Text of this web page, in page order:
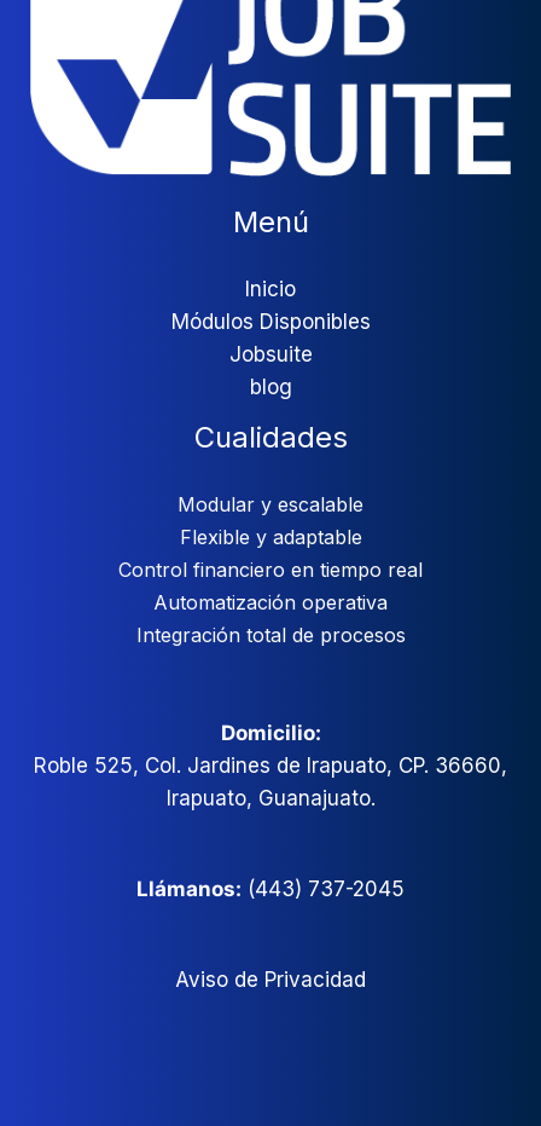
Menú
Inicio
Módulos Disponibles
Jobsuite
blog
Cualidades
Modular y escalable
Flexible y adaptable
Control financiero en tiempo real
Automatización operativa
Integración total de procesos
Domicilio:
Roble 525, Col. Jardines de Irapuato, CP. 36660,
Irapuato, Guanajuato.
Llámanos: (443) 737-2045
Aviso de Privacidad